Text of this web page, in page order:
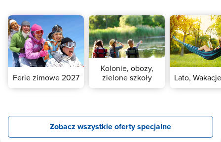
Ferie zimowe 2027
Kolonie, obozy,
zielone szkoły
Lato,
Zobacz wszystkie oferty specjalne